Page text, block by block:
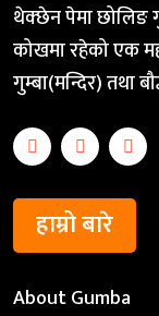
थेक्छेन पेमा छोलिङ
कोखमा रहेको एक
गुम्बा(मन्दिर) तथा
हाम्रो बारे
About Gumba